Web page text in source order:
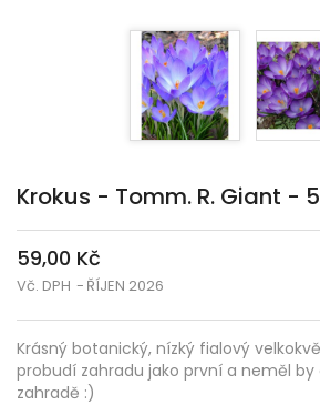
Krokus - Tomm. R. Giant -
59,00 Kč
Vč. DPH ŘÍJEN 2026
Krásný botanický, nízký fialový
probudí zahradu jako první a neměl
zahradě :)